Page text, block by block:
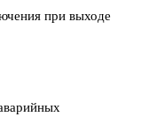
при выходе